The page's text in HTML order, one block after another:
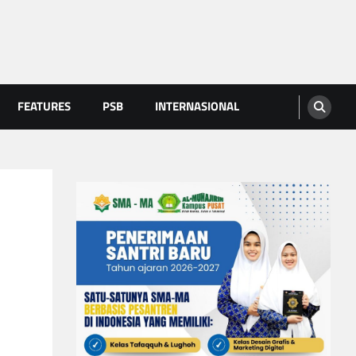
FEATURES PSB INTERNASIONAL